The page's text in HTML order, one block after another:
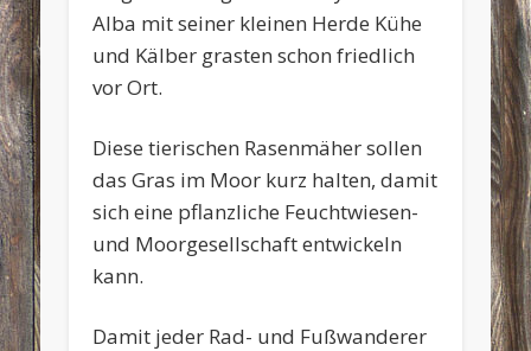
Alba mit seiner kleinen Herde Kühe
und Kälber grasten schon friedlich
vor Ort.
Diese tierischen Rasenmäher sollen
das Gras im Moor kurz halten, damit
sich eine pflanzliche Feuchtwiesen-
und Moorgesellschaft entwickeln
kann.
Damit jeder Rad- und Fußwanderer